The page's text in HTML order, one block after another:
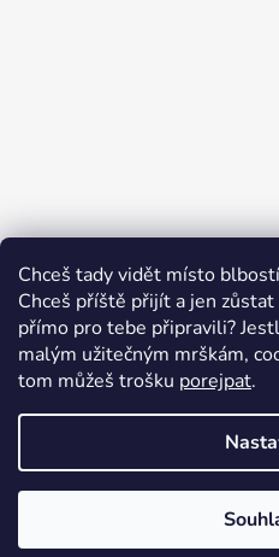
Chceš tady vidět místo
Chceš příště přijít a jen
přímo pro tebe připravili?
malým užitečným mrškám,
tom můžeš trošku porejpat.
Swissten.eu
Copyright 2026
Všechna